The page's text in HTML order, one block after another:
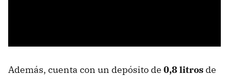
Además, cuenta con un depósito de 0,8 litros de